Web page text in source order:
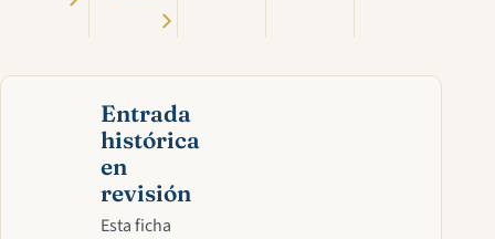
Entrada
histórica
en
revisión
Esta ficha